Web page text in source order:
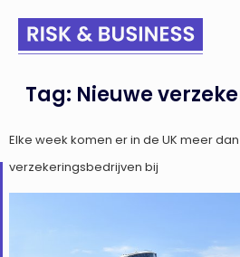
Tag: Nieuwe
Elke week komen er in de UK meer dan
verzekeringsbedrijven bij